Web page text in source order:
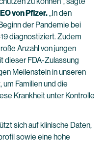
von Pfizer.„In den
der Pandemie bei
diagnostiziert. Zudem
Anzahl von jungen
dieser FDA-Zulassung
Meilenstein in unseren
Familien und die
Krankheit unter Kontrolle
sich auf klinische Daten,
sowie eine hohe